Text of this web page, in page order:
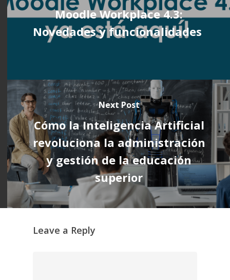
Moodle Workplace 4.3:
Novedades y funcionalidades
Next Post
Cómo la Inteligencia Artificial
revoluciona la administración
y gestión de la educación
superior
Leave a Reply